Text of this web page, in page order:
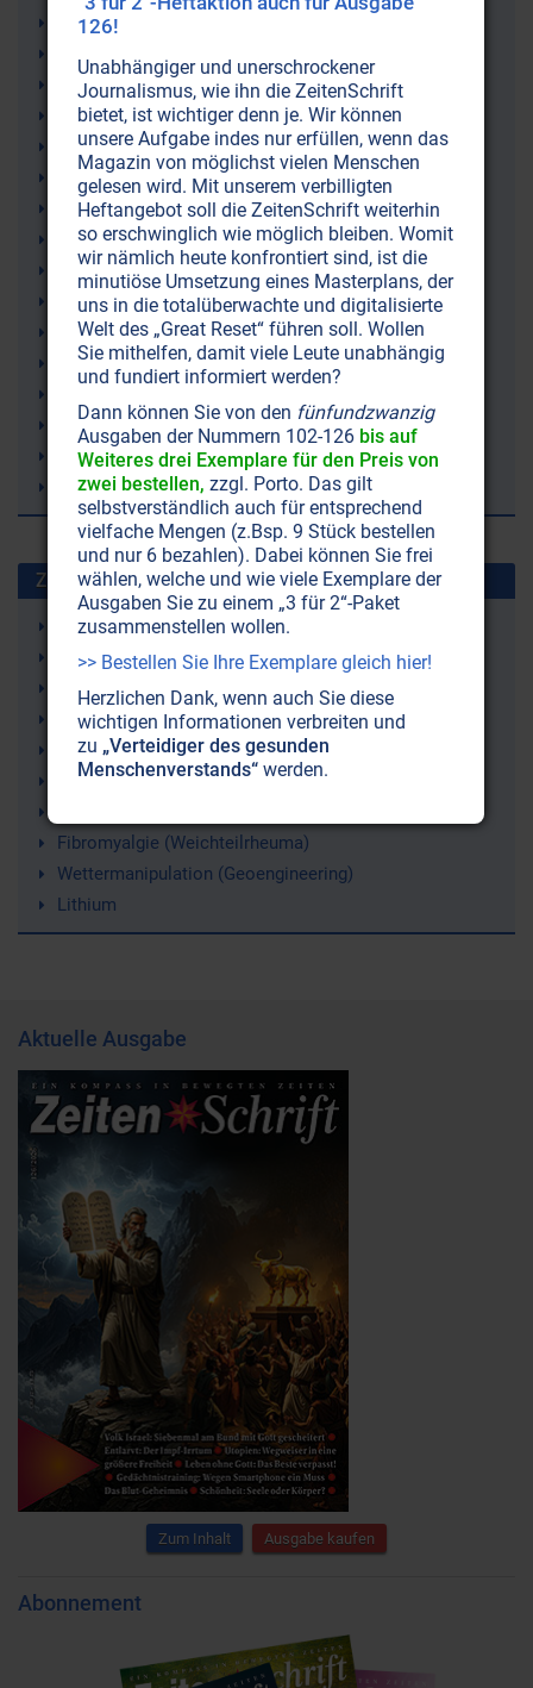
Ehe
Bewusstsein
Wissenschaft
TV-Gerät
Bildschirmschutz
Strahlenschutz
Schlaflosigkeit (Schlafstörungen)
Krankheit
Hyperaktivität
Gesundheit
Fernsehen
Elektromagnetismus
Computerspiele
Bioshield
Zuletzt gesuchte Stichworte
Strahlenschutz
Just Nuisance (ein Hund)
Leukämie
9/11 (11. September 2001)
Erde
Atomenergie
Fibromyalgie (Weichteilrheuma)
Wettermanipulation (Geoengineering)
Lithium
Aktuelle Ausgabe
Zum Inhalt Ausgabe kaufen
Abonnement
126!
Unabhängiger und unerschrockener
Journalismus, wie ihn die ZeitenSchrift
bietet, ist wichtiger denn je. Wir können
unsere Aufgabe indes nur erfüllen, wenn das
Magazin von möglichst vielen Menschen
gelesen wird. Mit unserem verbilligten
Heftangebot soll die ZeitenSchrift weiterhin
so erschwinglich wie möglich bleiben. Womit
wir nämlich heute konfrontiert sind, ist die
minutiöse Umsetzung eines Masterplans, der
uns in die totalüberwachte und digitalisierte
Welt des „Great Reset“ führen soll. Wollen
Sie mithelfen, damit viele Leute unabhängig
und fundiert informiert werden?
Dann können Sie von den fünfundzwanzig
Ausgaben der Nummern 102-126 bis auf
Weiteres drei Exemplare für den Preis von
zwei bestellen, zzgl. Porto. Das gilt
selbstverständlich auch für entsprechend
vielfache Mengen (z.Bsp. 9 Stück bestellen
und nur 6 bezahlen). Dabei können Sie frei
wählen, welche und wie viele Exemplare der
Ausgaben Sie zu einem „3 für 2“-Paket
zusammenstellen wollen.
>> Bestellen Sie Ihre Exemplare gleich hier!
Herzlichen Dank, wenn auch Sie diese
wichtigen Informationen verbreiten und
zu „Verteidiger des gesunden
Menschenverstands“ werden.